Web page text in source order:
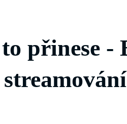
přinese